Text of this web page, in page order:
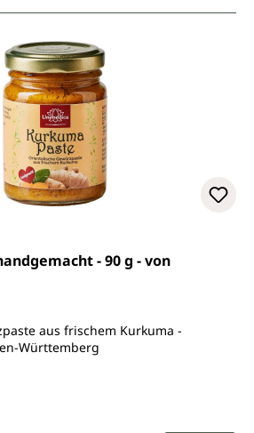
von 4.8 von 5 Sternen
- 90 g - von
aus frischem Kurkuma -
Württemberg